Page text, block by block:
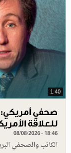
1.40
صحفي
للعلاقة
08/08/2026 - 18:46
الكاتب والصحفي